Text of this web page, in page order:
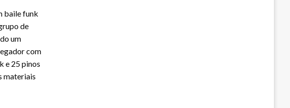
baile funk
de
um
com
e 25 pinos
materiais